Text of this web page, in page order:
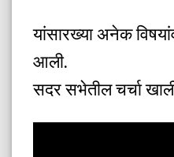
यांसारख्या अनेक
आली.
सदर सभेतील चर्चा